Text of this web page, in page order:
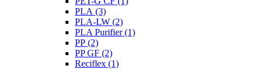
PLA (3)
PLA-LW (2)
PLA Purifier (1)
PP (2)
PP GF (2)
Reciflex (1)